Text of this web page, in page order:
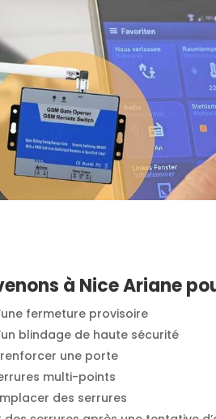
à Nice Ariane
fermeture provisoire
blindage de haute sécurité
une porte
multi-points
des serrures